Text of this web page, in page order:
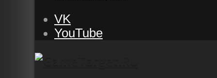
VK
YouTube